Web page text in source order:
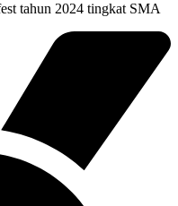
tahun 2024 tingkat SMA